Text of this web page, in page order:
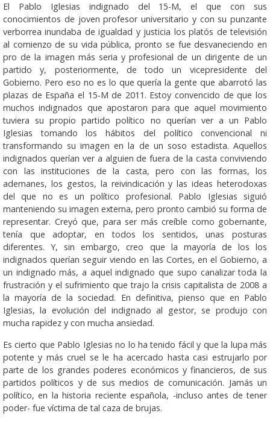
El Pablo Iglesias indignado del 15-M, el que con sus
conocimientos de joven profesor universitario y con su punzante
verborrea inundaba de igualdad y justicia los platós de televisión
al comienzo de su vida pública, pronto se fue desvaneciendo en
pro de la imagen más seria y profesional de un dirigente de un
partido y, posteriormente, de todo un vicepresidente del
Gobierno. Pero eso no es lo que quería la gente que abarrotó las
plazas de España el 15-M de 2011. Estoy convencido de que los
muchos indignados que apostaron para que aquel movimiento
tuviera su propio partido político no querían ver a un Pablo
Iglesias tomando los hábitos del político convencional ni
transformando su imagen en la de un soso estadista. Aquellos
indignados querían ver a alguien de fuera de la casta conviviendo
con las instituciones de la casta, pero con las formas, los
ademanes, los gestos, la reivindicación y las ideas heterodoxas
del que no es un político profesional. Pablo Iglesias siguió
manteniendo su imagen externa, pero pronto cambió su forma de
representar. Creyó que, para ser más creíble como gobernante,
tenía que adoptar, en todos los sentidos, unas posturas
diferentes. Y, sin embargo, creo que la mayoría de los los
indignados querían seguir viendo en las Cortes, en el Gobierno, a
un indignado más, a aquel indignado que supo canalizar toda la
frustración y el sufrimiento que trajo la crisis capitalista de 2008 a
la mayoría de la sociedad. En definitiva, pienso que en Pablo
Iglesias, la evolución del indignado al gestor, se produjo con
mucha rapidez y con mucha ansiedad.
Es cierto que Pablo Iglesias no lo ha tenido fácil y que la lupa más
potente y más cruel se le ha acercado hasta casi estrujarlo por
parte de los grandes poderes económicos y financieros, de sus
partidos políticos y de sus medios de comunicación. Jamás un
político, en la historia reciente española, -incluso antes de tener
poder- fue víctima de tal caza de brujas.